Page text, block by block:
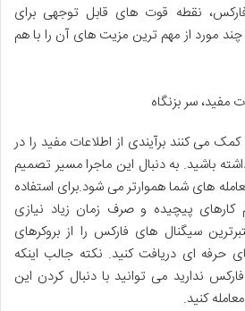
نقطه قوت های قابل توجهی برای
چند مورد از مهم ترین مزیت های آن را با هم
مفید، سر بزنگاه
می کنند برآیندی از اطلاعات مفید را در
باشید. به دنبال این ماجرا مسیر تصمیم
های شما هموارتر می شود.برای استفاده
کارهای پیچیده و صرف زمان زیاد نیازی
سیگنال های فارکس را از بروکرهای
حرفه ای دریافت کنید. نکته جالب اینکه
ندارید می توانید با دنبال کردن این
کنید.